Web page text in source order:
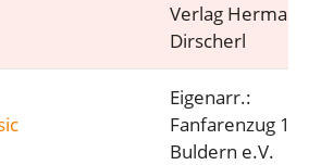
Verlag Hermann
Dirscherl
Eigenarr.:
Fanfarenzug
Buldern e.V.